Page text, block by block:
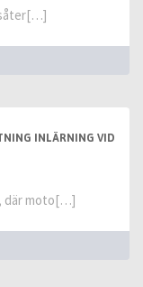
INLÄRNING VID
där moto[…]